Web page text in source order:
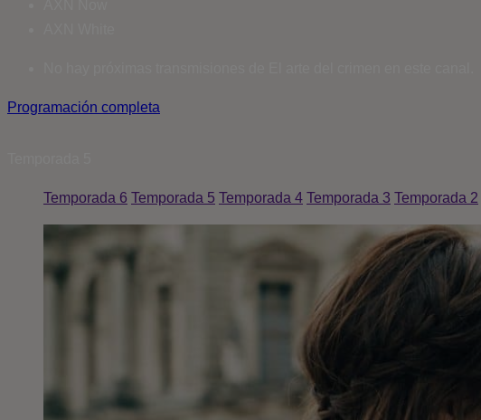
Programación completa
Temporada 6 Temporada 5 Temporada 4 Temporada 3 Temporada 2